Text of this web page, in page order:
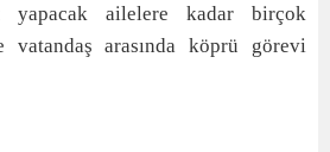
yapacak ailelere kadar birçok
arasında köprü görevi